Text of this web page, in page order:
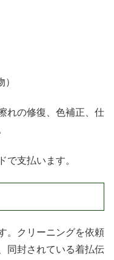
れの修復、色補正、仕
で支払います。
。クリーニングを依頼
同封されている着払伝